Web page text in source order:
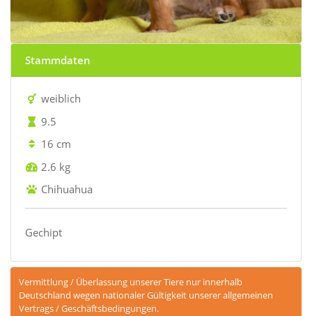
Stammdaten
weiblich
9.5
16 cm
2.6 kg
Chihuahua
Gechipt
Vermittlung / Überlassung unserer Tiere nur innerhalb
Deutschland wegen nationaler Gültigkeit unserer allgemeinen
Vertrags / Geschäftsbedingungen.